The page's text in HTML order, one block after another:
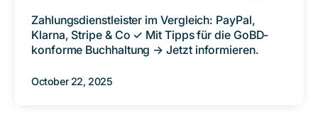
Zahlungsdienstleister im Vergleich: PayPal,
Klarna, Stripe & Co ✓ Mit Tipps für die GoBD-
konforme Buchhaltung → Jetzt informieren.
October 22, 2025